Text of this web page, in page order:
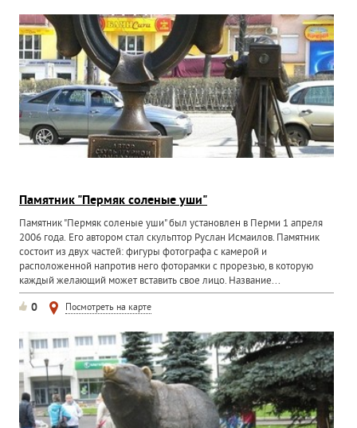
Памятник "Пермяк соленые уши"
Памятник "Пермяк соленые уши" был установлен в Перми 1 апреля
2006 года. Его автором стал скульптор Руслан Исмаилов. Памятник
состоит из двух частей: фигуры фотографа с камерой и
расположенной напротив него фоторамки с прорезью, в которую
каждый желающий может вставить свое лицо. Название...
0 Посмотреть на карте